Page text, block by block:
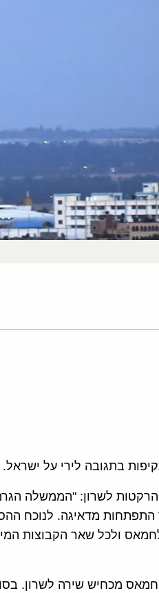
לירי הרקטות לשרון: "הממשלה
מדאיגה. לנוכח
ולכל שאר הקבוצות
חמאס מכחיש שירה לשרון.